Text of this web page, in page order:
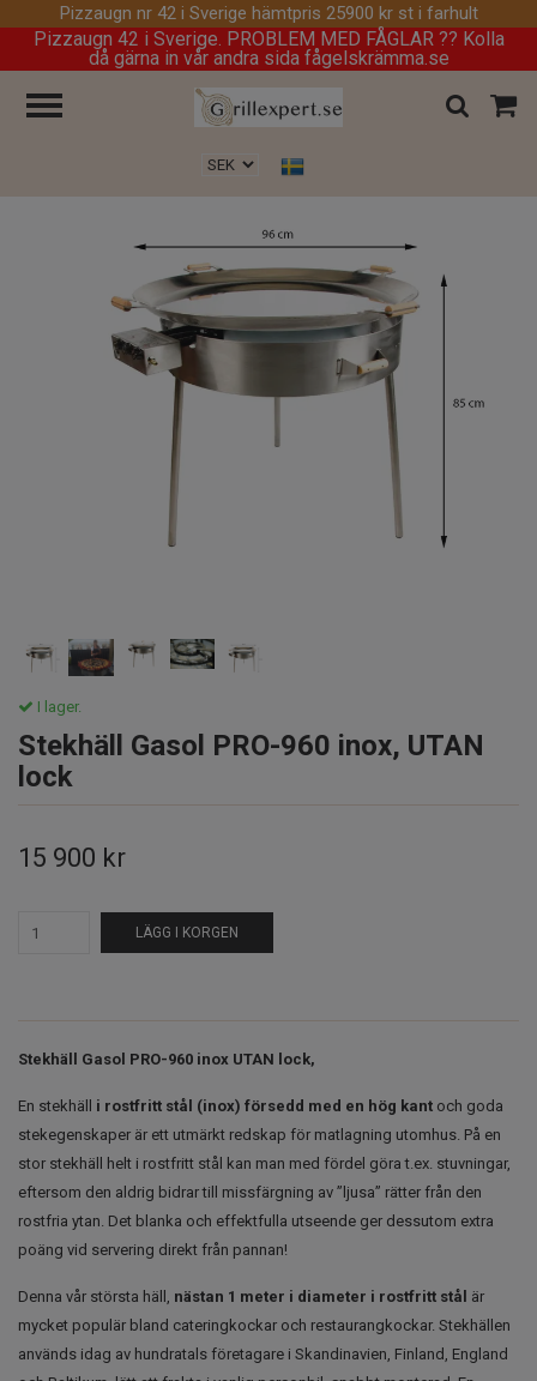
Pizzaugn nr 42 i Sverige hämtpris 25900 kr st i farhult
Pizzaugn 42 i Sverige. PROBLEM MED FÅGLAR ?? Kolla
då gärna in vår andra sida fågelskrämma.se
I lager.
Stekhäll Gasol PRO-960 inox, UTAN
lock
15 900 kr
LÄGG I KORGEN
Stekhäll Gasol PRO-960 inox UTAN lock,
En stekhäll i rostfritt stål (inox) försedd med en hög kant och goda
stekegenskaper är ett utmärkt redskap för matlagning utomhus. På en
stor stekhäll helt i rostfritt stål kan man med fördel göra t.ex. stuvningar,
eftersom den aldrig bidrar till missfärgning av ”ljusa” rätter från den
rostfria ytan. Det blanka och effektfulla utseende ger dessutom extra
poäng vid servering direkt från pannan!
Denna vår största häll, nästan 1 meter i diameter i rostfritt stål är
mycket populär bland cateringkockar och restaurangkockar. Stekhällen
används idag av hundratals företagare i Skandinavien, Finland, England